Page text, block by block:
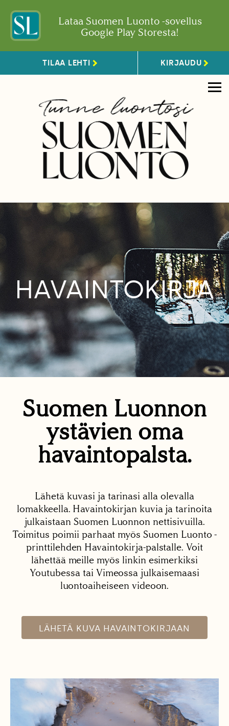
Lataa Suomen Luonto -sovellus
Google Play Storesta!
TILAA LEHTI KIRJAUDU
HAVAINTOKIRJA
Suomen Luonnon
ystävien oma
havaintopalsta.
Lähetä kuvasi ja tarinasi alla olevalla
lomakkeella. Havaintokirjan kuvia ja tarinoita
julkaistaan Suomen Luonnon nettisivuilla.
Toimitus poimii parhaat myös Suomen Luonto -
printtilehden Havaintokirja-palstalle. Voit
lähettää meille myös linkin esimerkiksi
Youtubessa tai Vimeossa julkaisemaasi
luontoaiheiseen videoon.
LÄHETÄ KUVA HAVAINTOKIRJAAN